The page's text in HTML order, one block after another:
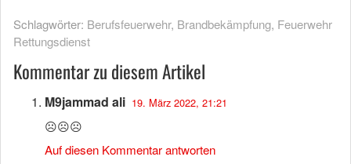
Schlagwörter: Berufsfeuerwehr, Brandbekämpfung, Feuerwehr
Rettungsdienst
Kommentar zu diesem Artikel
M9jammad ali 19. März 2022, 21:21
☹☹☹
Auf diesen Kommentar antworten